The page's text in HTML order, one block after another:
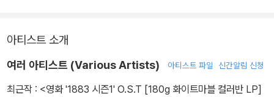
아티스트 소개
여러 아티스트 (Various Artists) 아티스트 파일 신간알림 신청
최근작 : <영화 '1883 시즌1' O.S.T [180g 화이트마블 컬러반 LP]